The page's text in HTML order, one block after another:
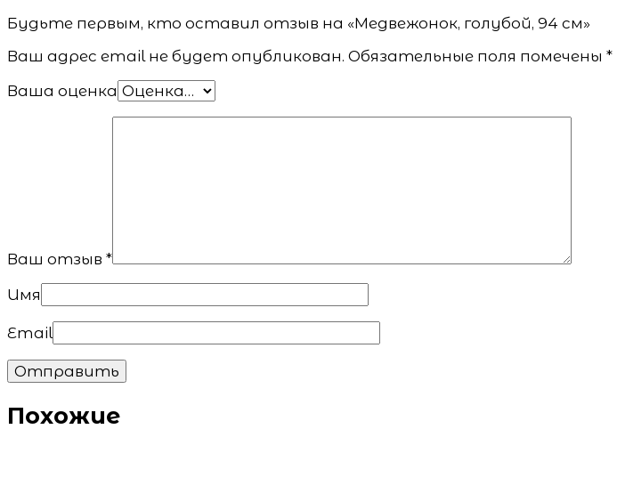
Будьте первым, кто оставил отзыв на «Медвежонок, голубой, 94 см»
Ваш адрес email не будет опубликован. Обязательные поля помечены *
Ваша оценка
Ваш отзыв *
Имя
Email
Похожие